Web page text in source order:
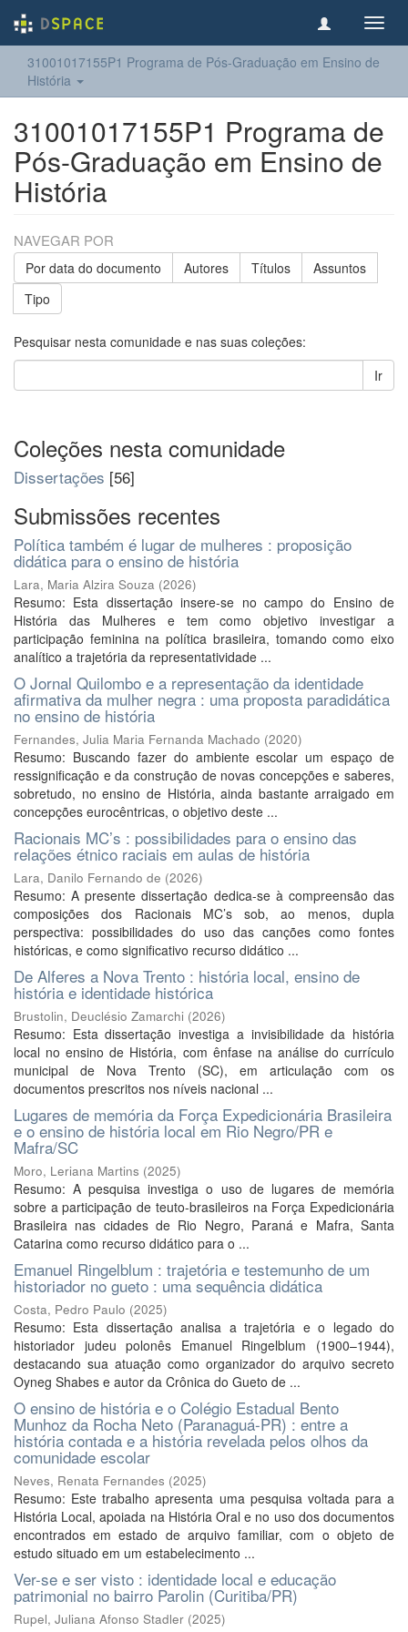
31001017155P1 Programa de Pós-Graduação em Ensino de
História
31001017155P1 Programa de
Pós-Graduação em Ensino de
História
NAVEGAR POR
Por data do documento Autores Títulos
Assuntos
Tipo
Pesquisar nesta comunidade e nas suas coleções:
Ir
Coleções nesta comunidade
Dissertações [56]
Submissões recentes
Política também é lugar de mulheres : proposição
didática para o ensino de história
Lara, Maria Alzira Souza (2026)
Resumo: Esta dissertação insere-se no campo do Ensino de
História das Mulheres e tem como objetivo investigar a
participação feminina na política brasileira, tomando como eixo
analítico a trajetória da representatividade ...
O Jornal Quilombo e a representação da identidade
afirmativa da mulher negra : uma proposta paradidática
no ensino de história
Fernandes, Julia Maria Fernanda Machado (2020)
Resumo: Buscando fazer do ambiente escolar um espaço de
ressignificação e da construção de novas concepções e saberes,
sobretudo, no ensino de História, ainda bastante arraigado em
concepções eurocêntricas, o objetivo deste ...
Racionais MC’s : possibilidades para o ensino das
relações étnico raciais em aulas de história
Lara, Danilo Fernando de (2026)
Resumo: A presente dissertação dedica-se à compreensão das
composições dos Racionais MC’s sob, ao menos, dupla
perspectiva: possibilidades do uso das canções como fontes
históricas, e como significativo recurso didático ...
De Alferes a Nova Trento : história local, ensino de
história e identidade histórica
Brustolin, Deuclésio Zamarchi (2026)
Resumo: Esta dissertação investiga a invisibilidade da história
local no ensino de História, com ênfase na análise do currículo
municipal de Nova Trento (SC), em articulação com os
documentos prescritos nos níveis nacional ...
Lugares de memória da Força Expedicionária Brasileira
e o ensino de história local em Rio Negro/PR e
Mafra/SC
Moro, Leriana Martins (2025)
Resumo: A pesquisa investiga o uso de lugares de memória
sobre a participação de teuto-brasileiros na Força Expedicionária
Brasileira nas cidades de Rio Negro, Paraná e Mafra, Santa
Catarina como recurso didático para o ...
Emanuel Ringelblum : trajetória e testemunho de um
historiador no gueto : uma sequência didática
Costa, Pedro Paulo (2025)
Resumo: Esta dissertação analisa a trajetória e o legado do
historiador judeu polonês Emanuel Ringelblum (1900–1944),
destacando sua atuação como organizador do arquivo secreto
Oyneg Shabes e autor da Crônica do Gueto de ...
O ensino de história e o Colégio Estadual Bento
Munhoz da Rocha Neto (Paranaguá-PR) : entre a
história contada e a história revelada pelos olhos da
comunidade escolar
Neves, Renata Fernandes (2025)
Resumo: Este trabalho apresenta uma pesquisa voltada para a
História Local, apoiada na História Oral e no uso dos documentos
encontrados em estado de arquivo familiar, com o objeto de
estudo situado em um estabelecimento ...
Ver-se e ser visto : identidade local e educação
patrimonial no bairro Parolin (Curitiba/PR)
Rupel, Juliana Afonso Stadler (2025)